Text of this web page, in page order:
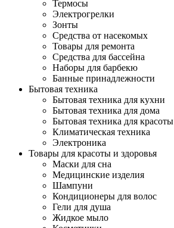
Термосы
Электрогрелки
Зонты
Средства от насекомых
Товары для ремонта
Средства для бассейна
Наборы для барбекю
Банные принадлежности
Бытовая техника
Бытовая техника для кухни
Бытовая техника для дома
Бытовая техника для красоты
Климатическая техника
Электроника
Товары для красоты и здоровья
Маски для сна
Медицинские изделия
Шампуни
Кондиционеры для волос
Гели для душа
Жидкое мыло